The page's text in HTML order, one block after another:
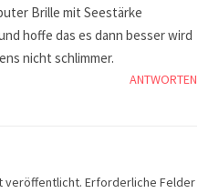
Brille mit Seestärke
hoffe das es dann besser wird
nicht schlimmer.
ANTWORTEN
veröffentlicht. Erforderliche Felder